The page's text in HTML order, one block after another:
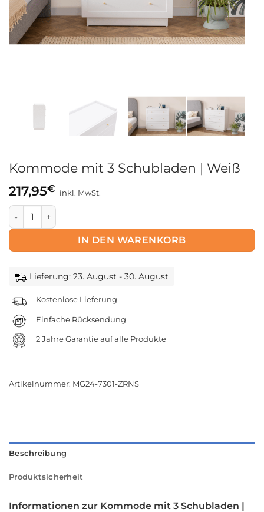
Kommode mit 3 Schubladen | Weiß
217,95€ inkl. MwSt.
Kommode mit 3 Schubladen | Weiß Menge
IN DEN WARENKORB
Lieferung: 23. August - 30. August
Kostenlose Lieferung
Einfache Rücksendung
2 Jahre Garantie auf alle Produkte
Artikelnummer: MG24-7301-ZRNS
Beschreibung
Produktsicherheit
Informationen zur Kommode mit 3 Schubladen |